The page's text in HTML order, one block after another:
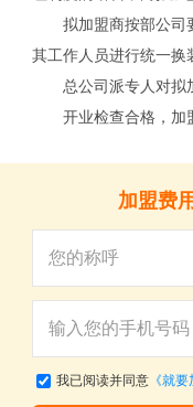
拟加盟商按部公司要
其工作人员进行统一换
总公司派专人对拟加
开业检查合格，加盟
加盟费
我已阅读并同意《就要